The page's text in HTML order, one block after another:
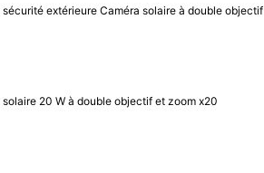
extérieure Caméra solaire à double objectif
20 W à double objectif et zoom x20